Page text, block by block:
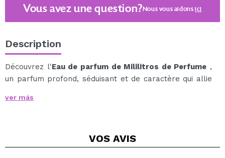
Vous avez une question?Nous vous aidonsici
Description
Découvrez l'Eau de parfum de Mililitros de Perfume ,
un parfum profond, séduisant et de caractère qui allie
et sophistiquée.
instant, marquant un départ chaleureux, terreux et
ver más
VOS AVIS